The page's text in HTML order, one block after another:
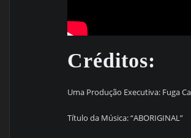
Créditos:
Uma Produção Executiva: Fuga
Título da Música: “ABORIGINAL”